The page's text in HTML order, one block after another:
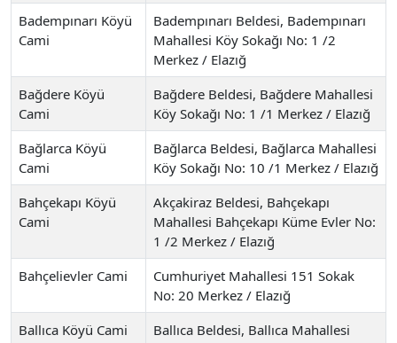
Badempınarı Köyü
Cami
Badempınarı Beldesi, Badempınarı
Mahallesi Köy Sokağı No: 1 /2
Merkez / Elazığ
Bağdere Köyü
Cami
Bağdere Beldesi, Bağdere Mahallesi
Köy Sokağı No: 1 /1 Merkez / Elazığ
Bağlarca Köyü
Cami
Bağlarca Beldesi, Bağlarca Mahallesi
Köy Sokağı No: 10 /1 Merkez / Elazığ
Bahçekapı Köyü
Cami
Akçakiraz Beldesi, Bahçekapı
Mahallesi Bahçekapı Küme Evler No:
1 /2 Merkez / Elazığ
Bahçelievler Cami
Cumhuriyet Mahallesi 151 Sokak
No: 20 Merkez / Elazığ
Ballıca Köyü Cami
Ballıca Beldesi, Ballıca Mahallesi